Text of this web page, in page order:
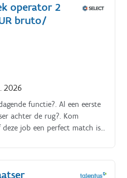
operator 2
bruto/
2026
functie?. Al een eerste
achter de rug?. Kom
job een perfect match is